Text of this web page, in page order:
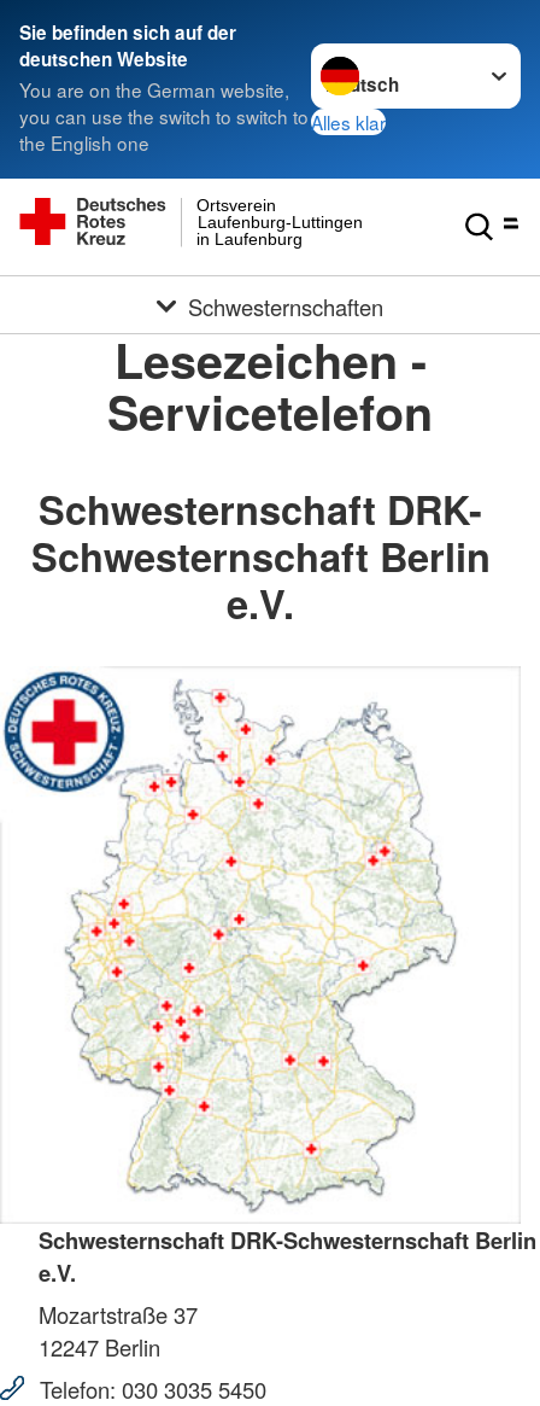
Sie befinden sich auf der
deutschen Website
You are on the German website,
you can use the switch to switch to
the English one
Sprache wechseln zu
Alles klar
in Laufenburg
Laufenburg-Luttingen
Ortsverein
Schwesternschaften
Lesezeichen -
Servicetelefon
Schwesternschaft DRK-
Schwesternschaft Berlin
e.V.
Schwesternschaft DRK-Schwesternschaft Berlin
e.V.
Mozartstraße 37
12247 Berlin
Telefon: 030 3035 5450